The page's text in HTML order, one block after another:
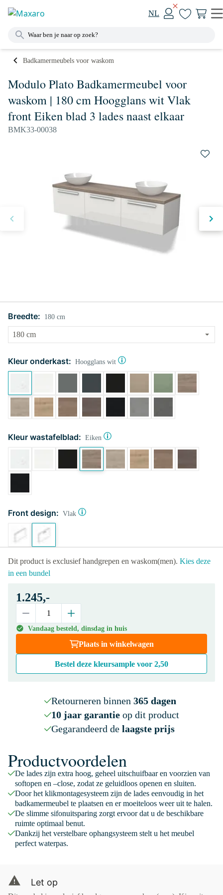
NL
Badkamermeubels voor waskom
Modulo Plato Badkamermeubel voor
waskom | 180 cm Hoogglans wit Vlak
front Eiken blad 3 lades naast elkaar
BMK33-00038
Breedte: 180 cm
Kleur onderkast: Hoogglans wit
Kleur wastafelblad: Eiken
Front design: Vlak
Dit product is exclusief handgrepen en waskom(men). Kies deze
in een bundel
1.245,-
Vandaag besteld, dinsdag in huis
Plaats in winkelwagen
Bestel deze kleursample voor 2,50
Retourneren binnen 365 dagen
10 jaar garantieop dit product
Gegarandeerd de laagste prijs
Productvoordelen
De lades zijn extra hoog, geheel uitschuifbaar en voorzien van
softopen en –close, zodat ze geluidloos openen en sluiten.
Door het klikmontagesysteem zijn de lades eenvoudig in het
badkamermeubel te plaatsen en er moeiteloos weer uit te halen.
De slimme sifonuitsparing zorgt ervoor dat u de beschikbare
ruimte optimaal benut.
Dankzij het verstelbare ophangsysteem stelt u het meubel
perfect waterpas.
Let op